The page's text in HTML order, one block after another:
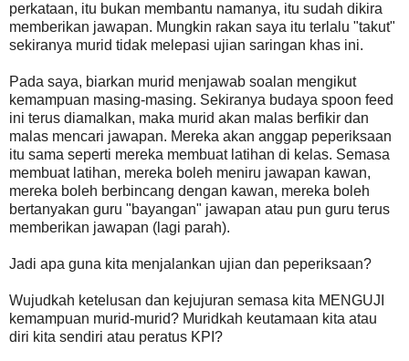
perkataan, itu bukan membantu namanya, itu sudah dikira
memberikan jawapan. Mungkin rakan saya itu terlalu "takut"
sekiranya murid tidak melepasi ujian saringan khas ini.
Pada saya, biarkan murid menjawab soalan mengikut
kemampuan masing-masing. Sekiranya budaya spoon feed
ini terus diamalkan, maka murid akan malas berfikir dan
malas mencari jawapan. Mereka akan anggap peperiksaan
itu sama seperti mereka membuat latihan di kelas. Semasa
membuat latihan, mereka boleh meniru jawapan kawan,
mereka boleh berbincang dengan kawan, mereka boleh
bertanyakan guru "bayangan" jawapan atau pun guru terus
memberikan jawapan (lagi parah).
Jadi apa guna kita menjalankan ujian dan peperiksaan?
Wujudkah ketelusan dan kejujuran semasa kita MENGUJI
kemampuan murid-murid? Muridkah keutamaan kita atau
diri kita sendiri atau peratus KPI?